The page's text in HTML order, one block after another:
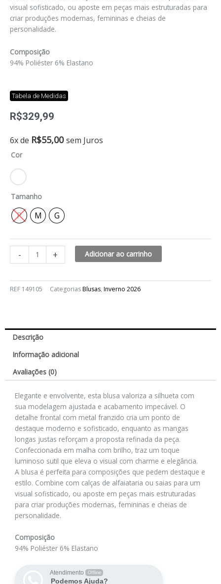
visual sofisticado, ou aposte em peças mais estruturadas para
criar produções modernas, femininas e cheias de
personalidade.
Composição
94% Poliéster 6% Elastano
Tabela de Medidas
R$329,99
6x de R$55,00 sem Juros
Cor
Tamanho
P M G
-
Blusa
maria
quantidade
+ Adicionar ao carrinho
REF 149105 CategoriasBlusas, Inverno 2026
Descrição
Informação adicional
Avaliações (0)
Elegante e envolvente, esta blusa valoriza a silhueta com
sua modelagem ajustada e acabamento impecável. O
detalhe frontal com metal franzido cria um ponto de
destaque moderno e sofisticado, enquanto as mangas
longas justas reforçam a proposta refinada da peça.
Confeccionada em malha com brilho, traz um toque
luminoso sutil que eleva o visual com charme e elegância.
A blusa é perfeita para composições que pedem destaque e
estilo. Combine com calças de alfaiataria ou saias para um
visual sofisticado, ou aposte em peças mais estruturadas
para criar produções modernas, femininas e cheias de
personalidade.
Composição
94% Poliéster 6% Elastano
Atendimento Offline
Podemos Ajuda?